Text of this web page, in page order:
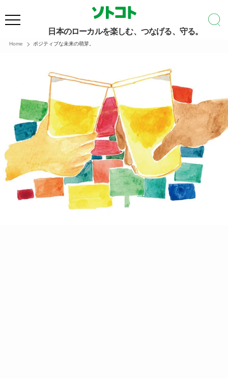
日本のローカルを楽しむ、つなげる、守る。
Home ポジティブな未来の萌芽。